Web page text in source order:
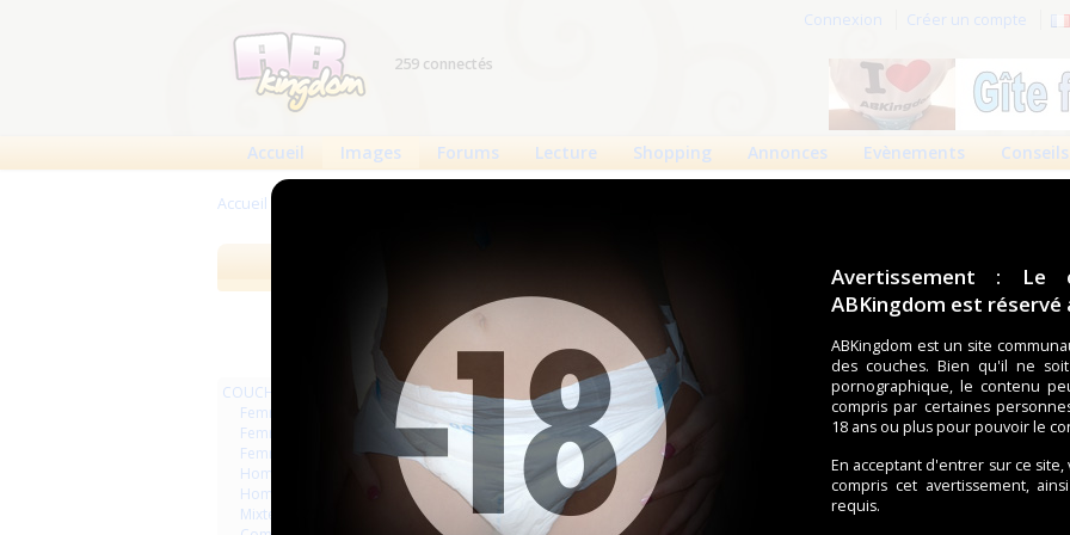
Avertissement : Le
ABKingdom est réservé
ABKingdom est un site
des couches. Bien qu'il ne
pornographique, le contenu
compris par certaines
18 ans ou plus pour pouvoir le
En acceptant d'entrer sur ce
compris cet avertissement,
requis.
Connexion Créer un compte
259 connectés
Accueil Images Forums Lecture Shopping Annonces Evènements Conseils
Accueil
COUCHES
Femmes
Femmes séries et rafales
Femmes vintage
Hommes séries et rafales
Hommes
Mixte
3 ... 23 Suivant